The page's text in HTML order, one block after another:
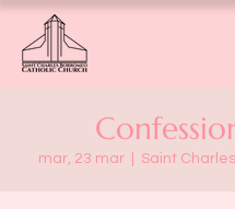
mar, 23 mar Saint